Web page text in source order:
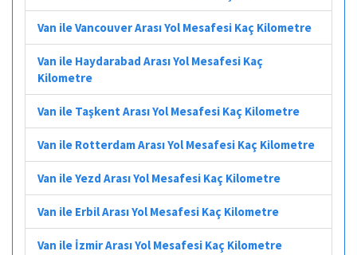
Van ile Vancouver Arası Yol Mesafesi Kaç Kilometre
Van ile Haydarabad Arası Yol Mesafesi Kaç
Kilometre
Van ile Taşkent Arası Yol Mesafesi Kaç Kilometre
Van ile Rotterdam Arası Yol Mesafesi Kaç Kilometre
Van ile Yezd Arası Yol Mesafesi Kaç Kilometre
Van ile Erbil Arası Yol Mesafesi Kaç Kilometre
Van ile İzmir Arası Yol Mesafesi Kaç Kilometre